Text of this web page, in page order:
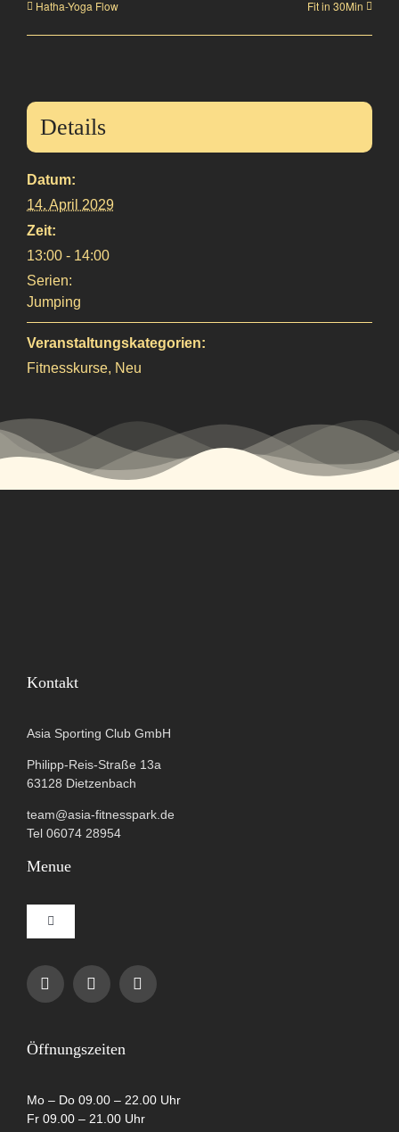
Hatha-Yoga Flow Fit in 30Min
Details
Datum:
14. April 2029
Zeit:
13:00 - 14:00
Serien:
Jumping
Veranstaltungskategorien:
Fitnesskurse, Neu
Kontakt
Asia Sporting Club GmbH
Philipp-Reis-Straße 13a
63128 Dietzenbach
team@asia-fitnesspark.de
Tel 06074 28954
Menue
Toggle
Navigation
Impressum
Öffnungszeiten
Mo – Do 09.00 – 22.00 Uhr
Fr 09.00 – 21.00 Uhr